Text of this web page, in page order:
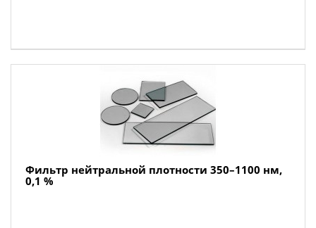
Фильтр нейтральной плотности 350–1100 нм,
0,1 %